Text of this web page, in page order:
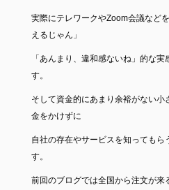
実際にテレワークやZoom会議など
えるじゃん」
「あんまり、違和感ないね」的な
す。
そして資金的にあまり余裕がない小
金をかけずに
自社の存在やサービスを知ってもら
す。
前回のブログでは全国から注文が来